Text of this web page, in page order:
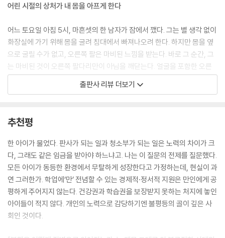
들어 집안에서 살인미수 사건을 목격한 뒤 여러 과목에서 낙제하고 학교에
서 싸움을 일으킨 쌍둥이나, 법원이 아이를 데려다 주고 데려가는 일을 어
머니와 아버지가 아닌 베이뷰 경찰서에서 하라고 명령했을 정도로 부모의
이혼 과정이 폭력적이고 매섭게 치달았던 삼형제처럼 말이다.
--- p.31
공중보건의 기수로서 이제 막 발돋움하는 단계에 있던 우리는 우물 사례의
었다. 하지만 나는 그보다 더 큰 교훈도 하나 얻었다. 100명의 사람이 모두
수도 있지만 잠시 멈추고 ‘이 우물에 대체 뭐가 있는 거지?’라고 질문해볼
수도 있다는 것이다.
--- p.43~44
펠리티는 학대와 비만의 잠정적 관계를 더욱 명확히 알아내기 위해 비만
프로그램의 일반 점검과 환자 면담에서 아동기의 성적 학대 경험에 대해
묻기 시작했다. 결과는 충격적이었다. 두 명 중 한 명이 그런 과거를 인정했
어린 시절의 상처가 내 몸을 아프게 한다
어느 토요일 아침 5시, 마흔셋의 한 남자가 잠에서 깼다. 그는 별 생각 없이
화장실에 가기 위해 몸을 굴려 침대에서 빠져나오려 한다. 하지만 몸을 옆
으로 굴릴 수가 없고, 오른쪽 팔은 마비된 느낌을 받는다. 바로 그 순간, 그
는 마비된 것이 오른쪽 팔다리만이 아님을 깨닫는다. 얼굴을 포함한 오른
쪽 몸 전체가 마비된 것이다. 곧바로 응급실로 옮겨진 그에 대해 의료진이
병력을 확인하기 위한 질문들을 쏟아낸다. 아내는 이 상황과 관련이 있을
대한 1차 판단을 내린다. “뇌졸중 응급환자. 43세 남성, 비흡연자, 위험 요
인 없음.”
그도 아내도, 심지어 의사들도 몰랐지만, 그에게는 한 가지 큰 위험 요인이
있다. 그것은 그가 뇌졸중을 일으킬 가능성을 2배나 높여놓은 요인이다. 그
가 자다가 몸 절반이 마비된 채로 깨어날 위험, 그리고 수많은 다른 병에 걸
릴 위험을 증가시킨 요인은 희귀한 것이 아니다. 미국 인구의 약 3분의 2가
노출되어 있는 흔한 요인, 바로 아동기에 겪은 부정적 경험이다.(16~17
출판사 리뷰 더보기
추천평
한 아이가 물었다. 판사가 되는 일과 청소부가 되는 일은 노력의 차이가 크
다, 그래도 같은 임금을 받아야 하느냐고. 나는 이 질문의 전제를 질문했다.
모든 아이가 동등한 환경에서 무탈하게 성장한다고 가정하는데, 현실이 과
연 그러한가. 학업에‘만’ 전념할 수 있는 경제적·정서적 지원은 만인에게 공
평하게 주어지지 않는다. 건강권과 학습권을 보장받지 못하는 처지에 놓인
아이들이 적지 않다. 개인의 노력으로 감당하기엔 불평등의 골이 깊은 사
회인 것이다.